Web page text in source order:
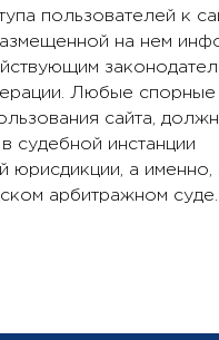
пользователей к
на нем
Любые спорные
сайта,
судебной инстанции
юрисдикции, а именно,
арбитражном суде.